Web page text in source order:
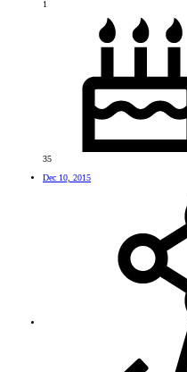
1
35
Dec 10, 2015